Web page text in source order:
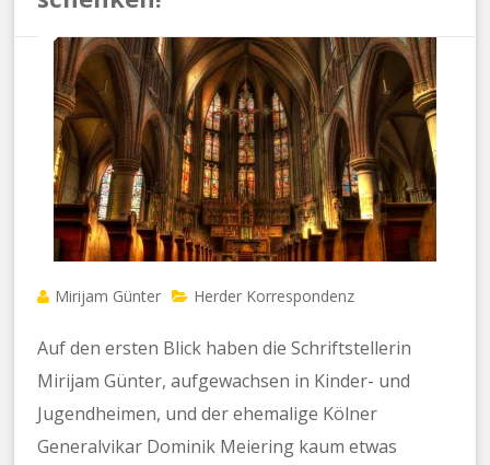
Mirijam Günter Herder Korrespondenz
Auf den ersten Blick haben die Schriftstellerin
Mirijam Günter, aufgewachsen in Kinder- und
Jugendheimen, und der ehemalige Kölner
Generalvikar Dominik Meiering kaum etwas